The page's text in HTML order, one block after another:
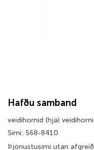
Hafðu samband
veidihornid (hjá)
Sími: 568-8410
Þjónustusími utan